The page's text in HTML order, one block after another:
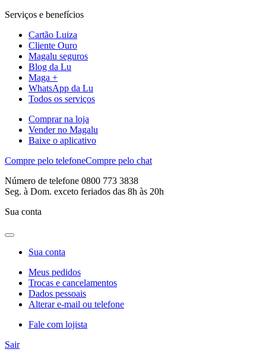
Serviços e benefícios
Cartão Luiza
Cliente Ouro
Magalu seguros
Blog da Lu
Maga +
WhatsApp da Lu
Todos os serviços
Comprar na loja
Vender no Magalu
Baixe o aplicativo
Compre pelo telefoneCompre pelo chat
Número de telefone 0800 773 3838
Seg. à Dom. exceto feriados das 8h às 20h
Sua conta
Sua conta
Meus pedidos
Trocas e cancelamentos
Dados pessoais
Alterar e-mail ou telefone
Fale com lojista
Sair